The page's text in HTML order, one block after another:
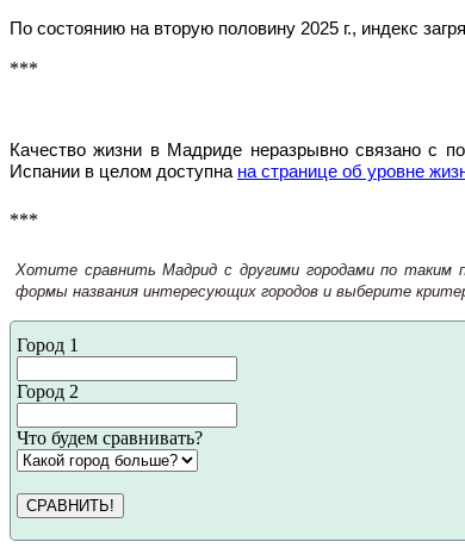
По состоянию на вторую половину 2025 г., индекс
***
Качество жизни в Мадриде неразрывно связано с
Испании в целом доступна на странице об уровне
***
Хотите сравнить Мадрид с другими городами по таким
формы названия интересующих городов и выберите
Город 1
Город 2
Что будем сравнивать?
СРАВНИТЬ!